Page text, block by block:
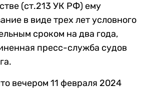
(ст.213 УК РФ) ему
в виде трех лет условного
сроком на два года,
пресс-служба судов
вечером 11 февраля 2024